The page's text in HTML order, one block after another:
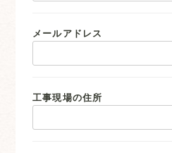
メールアドレス
工事現場の住所